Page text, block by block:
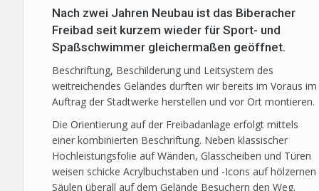
Nach zwei Jahren Neubau ist das Biberacher
Freibad seit kurzem wieder für Sport- und
Spaßschwimmer gleichermaßen geöffnet.
Beschriftung, Beschilderung und Leitsystem des
weitreichendes Geländes durften wir bereits im Voraus im
Auftrag der Stadtwerke herstellen und vor Ort montieren.
Die Orientierung auf der Freibadanlage erfolgt mittels
einer kombinierten Beschriftung. Neben klassischer
Hochleistungsfolie auf Wänden, Glasscheiben und Türen
weisen schicke Acrylbuchstaben und -Icons auf hölzernen
Säulen überall auf dem Gelände Besuchern den Weg.